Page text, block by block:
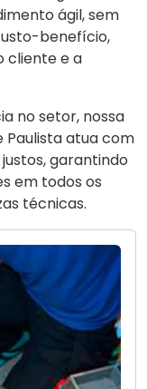
ágil, sem
benefício,
cliente e a
no setor, nossa
atua com
garantindo
em todos os
técnicas.